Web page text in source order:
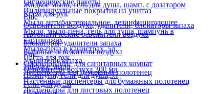
Гигиенические пакеты
Индивидуальные покрытия на унитаз
Жидкое мыло, гель для душа, шамп. с дозатором
Крем для рук
Мыло антибактериальное, дезинфицирующее
Мыло, мыло-пена, гель для душа, шампунь в
картриджах
Мыло-пена в канистрах, 5л
Паста для рук
Твердое мыло
Шампуни, гели для душа,5л
Гели для душа
Еще
Освежители воздуха, удалители, блокаторы запаха
Автоматические освежители воздуха
Блокаторы, удалители запаха
Бытовые освежители воздуха
Удалители запаха
Освежители воздуха 300 мл
Еще
Оборудование для санитарных комнат
Диспенсеры для бумажных полотенец
Настенные диспенсеры для бумажных полотенец
Диспенсеры для листовых полотенец